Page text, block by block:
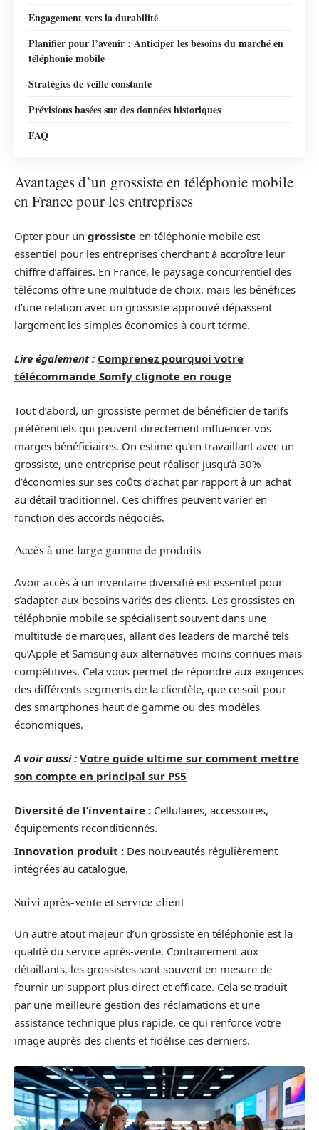
Engagement vers la durabilité
Planifier pour l’avenir : Anticiper les besoins du marché en
téléphonie mobile
Stratégies de veille constante
Prévisions basées sur des données historiques
FAQ
Avantages d’un grossiste en téléphonie mobile
en France pour les entreprises
Opter pour un grossiste en téléphonie mobile est
essentiel pour les entreprises cherchant à accroître leur
chiffre d’affaires. En France, le paysage concurrentiel des
télécoms offre une multitude de choix, mais les bénéfices
d’une relation avec un grossiste approuvé dépassent
largement les simples économies à court terme.
Lire également : Comprenez pourquoi votre
télécommande Somfy clignote en rouge
Tout d’abord, un grossiste permet de bénéficier de tarifs
préférentiels qui peuvent directement influencer vos
marges bénéficiaires. On estime qu’en travaillant avec un
grossiste, une entreprise peut réaliser jusqu’à 30%
d’économies sur ses coûts d’achat par rapport à un achat
au détail traditionnel. Ces chiffres peuvent varier en
fonction des accords négociés.
Accès à une large gamme de produits
Avoir accès à un inventaire diversifié est essentiel pour
s’adapter aux besoins variés des clients. Les grossistes en
téléphonie mobile se spécialisent souvent dans une
multitude de marques, allant des leaders de marché tels
qu’Apple et Samsung aux alternatives moins connues mais
compétitives. Cela vous permet de répondre aux exigences
des différents segments de la clientèle, que ce soit pour
des smartphones haut de gamme ou des modèles
économiques.
A voir aussi : Votre guide ultime sur comment mettre
son compte en principal sur PS5
Diversité de l’inventaire : Cellulaires, accessoires,
équipements reconditionnés.
Innovation produit : Des nouveautés régulièrement
intégrées au catalogue.
Suivi après-vente et service client
Un autre atout majeur d’un grossiste en téléphonie est la
qualité du service après-vente. Contrairement aux
détaillants, les grossistes sont souvent en mesure de
fournir un support plus direct et efficace. Cela se traduit
par une meilleure gestion des réclamations et une
assistance technique plus rapide, ce qui renforce votre
image auprès des clients et fidélise ces derniers.